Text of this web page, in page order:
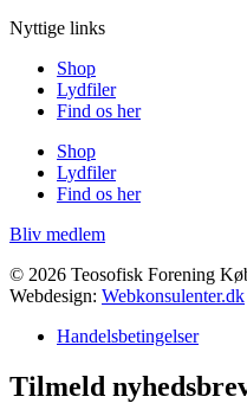
Nyttige links
Shop
Lydfiler
Find os her
Shop
Lydfiler
Find os her
Bliv medlem
© 2026 Teosofisk Forening
Webdesign: Webkonsulenter.dk
Handelsbetingelser
Tilmeld